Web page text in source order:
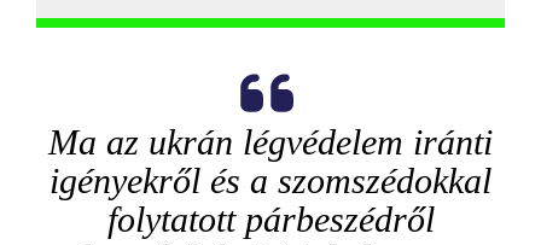
Ma az ukrán légvédelem iránti
igényekről és a szomszédokkal
folytatott párbeszédről